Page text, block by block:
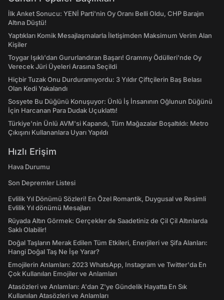
İlk Anket Sonucu: YENİ Parti'nin Oy Oranı Belli Oldu, CHP Barajın
Altına Düştü!
Yaptıkları Komik Mesajlaşmalarla İletişimden Maksimum Verim Alan
Kişiler
Toygar Işıklı'dan Gururlandıran Başarı! Grammy Ödülleri'nde Oy
Verecek Jüri Üyeleri Arasına Seçildi
Hiçbir Tuzak Onu Durduramıyordu: 3 Yıldır Çiftçilerin Baş Belası
Olan Kedi Yakalandı
Sosyete Bu Düğünü Konuşuyor: Ünlü İş İnsanının Oğlunun Düğünü
İçin Harcanan Para Dudak Uçuklattı!
Türkiye'nin Ünlü AVM'si Kapandı, Tüm Mağazalar Boşaltıldı: Metro
Çıkışını Kullananlara Uyarı Yapıldı
Hızlı Erişim
Hava Durumu
Son Depremler Listesi
Evlilik Yıl Dönümü Sözleri! En Özel Romantik, Duygusal ve Resimli
Evlilik Yıl dönümü Mesajları
Rüyada Altın Görmek: Gerçekler de Saadetiniz de Çil Çil Altınlarda
Saklı Olabilir!
Doğal Taşların Merak Edilen Tüm Etkileri, Enerjileri ve Şifa Alanları:
Hangi Doğal Taş Ne İşe Yarar?
Emojilerin Anlamları: 2023 WhatsApp, Instagram ve Twitter'da En
Çok Kullanılan Emojiler ve Anlamları
Atasözleri ve Anlamları: A'dan Z'ye Gündelik Hayatta En Sık
Kullanılan Atasözleri ve Anlamları